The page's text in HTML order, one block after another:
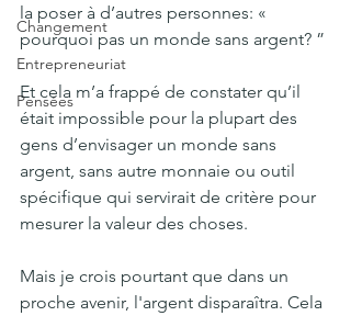
Changement
Entrepreneuriat
Pensées
la poser à d’autres personnes: «
pourquoi pas un monde sans argent? ”
Et cela m’a frappé de constater qu’il
était impossible pour la plupart des
gens d’envisager un monde sans
argent, sans autre monnaie ou outil
spécifique qui servirait de critère pour
mesurer la valeur des choses.
Mais je crois pourtant que dans un
proche avenir, l'argent disparaîtra. Cela